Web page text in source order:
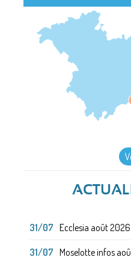
31/07 Ecclesia août 2026
31/07 Moselotte infos